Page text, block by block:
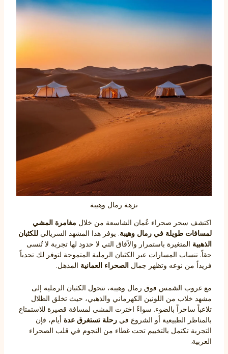
نزهة رمال وهيبة
اكتشف سحر صحراء عُمان الشاسعة من خلال مغامرة المشي
لمسافات طويلة في رمال وهيبة. يوفر هذا المشهد السريالي للكثبان
الذهبية المتغيرة باستمرار والآفاق التي لا حدود لها تجربة لا تُنسى
حقاً. تنساب المسارات عبر الكثبان الرملية المتموجة لتوفر لك تحدياً
فريداً من نوعه وتظهر جمال الصحراء العمانية المذهل.
مع غروب الشمس فوق رمال وهيبة، تتحول الكثبان الرملية إلى
مشهد خلاب من اللونين الكهرماني والذهبي، حيث تخلق الظلال
تلاعباً ساحراً بالضوء. سواءً اخترت المشي لمسافة قصيرة للاستمتاع
بالمناظر الطبيعية أو الشروع في رحلة تستغرق عدة أيام، فإن
التجربة تكتمل بالتخييم تحت غطاء من النجوم في قلب الصحراء
العربية.